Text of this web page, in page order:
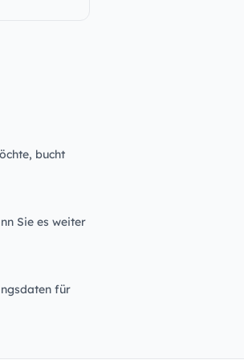
bucht
Sie es weiter
für